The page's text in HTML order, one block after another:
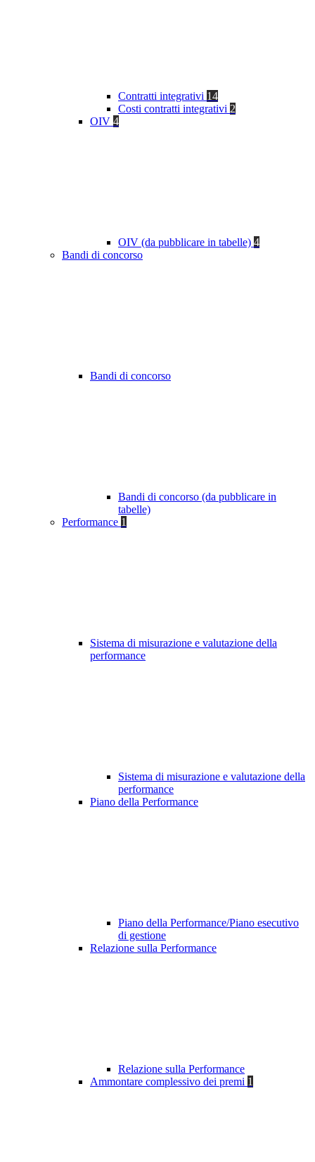
Contratti integrativi 14
Costi contratti integrativi 2
OIV 4
OIV (da pubblicare in tabelle) 4
Bandi di concorso
Bandi di concorso
Bandi di concorso (da pubblicare in
tabelle)
Performance 1
Sistema di misurazione e valutazione della
performance
Sistema di misurazione e valutazione della
performance
Piano della Performance
Piano della Performance/Piano esecutivo
di gestione
Relazione sulla Performance
Relazione sulla Performance
Ammontare complessivo dei premi 1